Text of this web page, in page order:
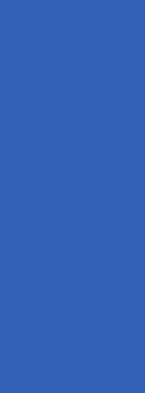
'미리보기